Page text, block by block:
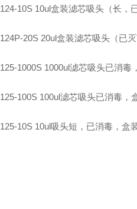
124-10S 10ul盒装滤芯吸头（长，
124P-20S 20ul盒装滤芯吸头（已
125-1000S 1000ul滤芯吸头已消毒
125-100S 100ul滤芯吸头已消毒，
125-10S 10ul吸头短，已消毒，盒